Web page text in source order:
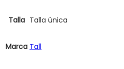
Talla Talla única
Marca Tall